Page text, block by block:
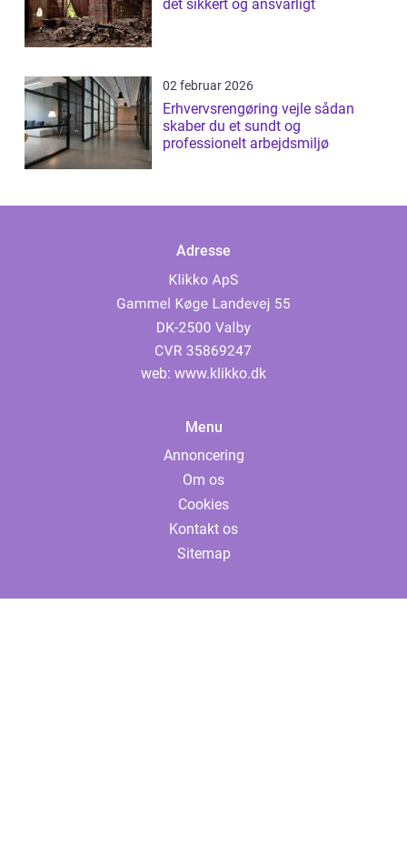
det sikkert og ansvarligt
02 februar 2026
Erhvervsrengøring vejle sådan
skaber du et sundt og
professionelt arbejdsmiljø
Adresse
web: www.klikko.dk
Menu
Annoncering
Om os
Cookies
Kontakt os
Sitemap